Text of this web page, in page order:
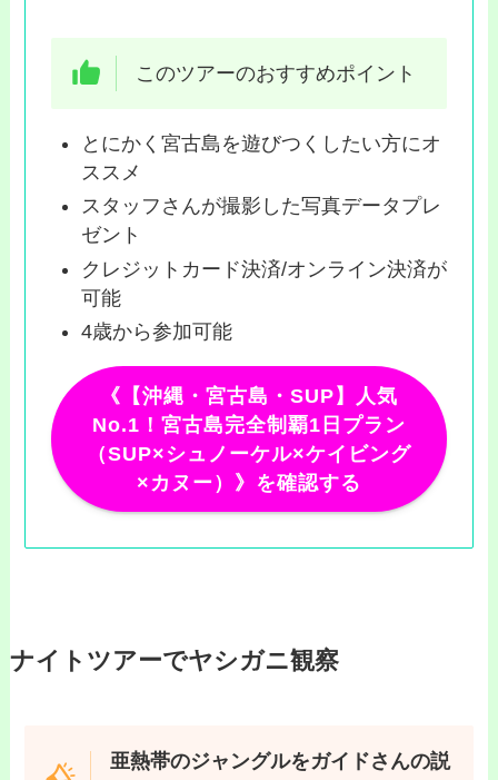
このツアーのおすすめポイント
とにかく宮古島を遊びつくしたい方にオ
ススメ
スタッフさんが撮影した写真データプレ
ゼント
クレジットカード決済/オンライン決済が
可能
4歳から参加可能
《【沖縄・宮古島・SUP】人気
No.1！宮古島完全制覇1日プラン
（SUP×シュノーケル×ケイビング
×カヌー）》を確認する
ナイトツアーでヤシガニ観察
亜熱帯のジャングルをガイドさんの説